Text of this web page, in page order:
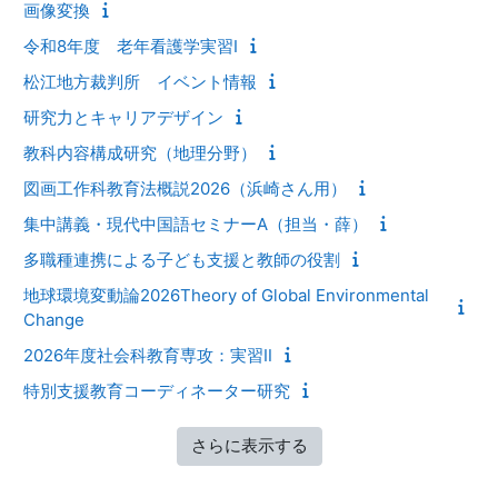
画像変換
令和8年度 老年看護学実習Ⅰ
松江地方裁判所 イベント情報
研究力とキャリアデザイン
教科内容構成研究（地理分野）
図画工作科教育法概説2026（浜崎さん用）
集中講義・現代中国語セミナーA（担当・薛）
多職種連携による子ども支援と教師の役割
地球環境変動論2026Theory of Global Environmental
Change
2026年度社会科教育専攻：実習Ⅱ
特別支援教育コーディネーター研究
さらに表示する